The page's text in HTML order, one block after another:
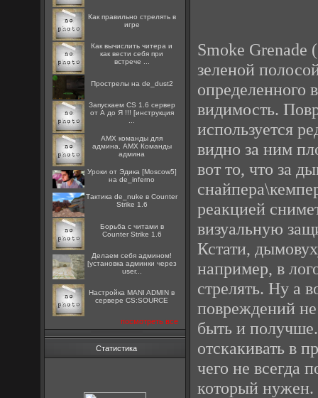
Как правильно стрелять в
игре
Как вычислить читера и
как вести себя при
встрече ...
Прострелы на de_dust2
Запускаем CS 1.6 сервер
от А до Я !!! [инструкция
AMX команды для
админа, AMX Команды
админа
Уроки от Эдика [Moscow5]
на de_inferno
Тактика de_nuke в Counter
Strike 1.6
Борьба с читами в
Counter Strike 1.6
Делаем себя админом!
[установка админки через
user...
Настройка MANI ADMIN в
сервере CS:SOURCE
посмотреть все
Статистика
Smoke Grenade
зеленой
видимость.
используется
видно за ним
вот то, что за
реакцией
визуальную
Кстати,
например, в
стрелять. Ну а
повреждений не
быть и
отскакивать в
чего не всегда
который нужен.